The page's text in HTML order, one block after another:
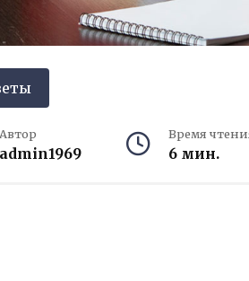
Автор
admin1969
Время
6 мин.